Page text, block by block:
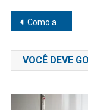
de
Post
Como as pessoas idosas podem melhorar suas habilidades de memória durante a longevidade
VOCÊ DEVE